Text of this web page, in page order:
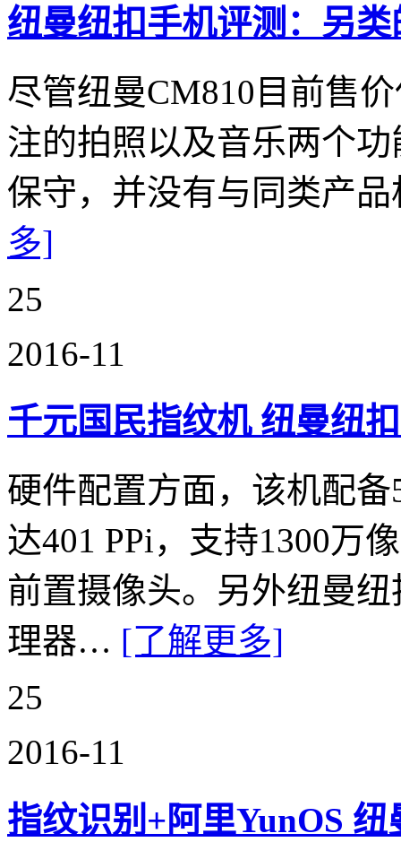
纽曼纽扣手机评测：另
尽管纽曼CM810目前售
注的拍照以及音乐两个
保守，并没有与同类产
多]
25
2016-11
千元国民指纹机 纽曼纽
硬件配置方面，该机配
达401 PPi，支持1300万
前置摄像头。另外纽曼
理器… [了解更多]
25
2016-11
指纹识别+阿里YunOS